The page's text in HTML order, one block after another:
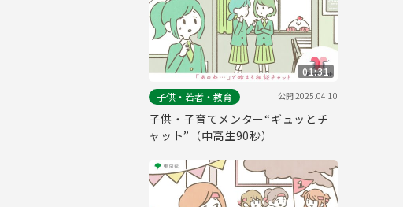
01:31
子供・若者・教育
公開2025.04.10
子供・子育てメンター“ギュッとチ
ャット”（中高生90秒）